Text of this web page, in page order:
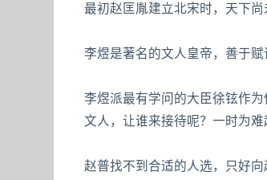
最初赵匡胤建立北宋时，天下
李煜是著名的文人皇帝，善于
李煜派最有学问的大臣徐铉作
文人，让谁来接待呢？一时为难
赵普找不到合适的人选，只好